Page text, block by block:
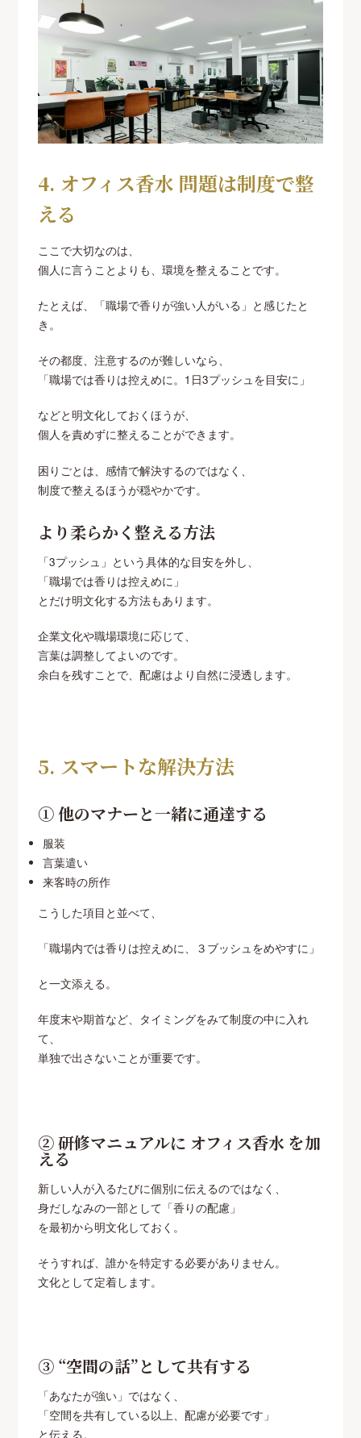
4. オフィス香水 問題は制度で整
える
ここで大切なのは、
個人に言うことよりも、環境を整えることです。
たとえば、「職場で香りが強い人がいる」と感じたと
き。
その都度、注意するのが難しいなら、
「職場では香りは控えめに。1日3プッシュを目安に」
などと明文化しておくほうが、
個人を責めずに整えることができます。
困りごとは、感情で解決するのではなく、
制度で整えるほうが穏やかです。
より柔らかく整える方法
「3プッシュ」という具体的な目安を外し、
「職場では香りは控えめに」
とだけ明文化する方法もあります。
企業文化や職場環境に応じて、
言葉は調整してよいのです。
余白を残すことで、配慮はより自然に浸透します。
5. スマートな解決方法
① 他のマナーと一緒に通達する
服装
言葉遣い
来客時の所作
こうした項目と並べて、
「職場内では香りは控えめに、３ブッシュをめやすに」
と一文添える。
年度末や期首など、タイミングをみて制度の中に入れ
て、
単独で出さないことが重要です。
② 研修マニュアルに オフィス香水 を加
える
新しい人が入るたびに個別に伝えるのではなく、
身だしなみの一部として「香りの配慮」
を最初から明文化しておく。
そうすれば、誰かを特定する必要がありません。
文化として定着します。
③ “空間の話”として共有する
「あなたが強い」ではなく、
「空間を共有している以上、配慮が必要です」
と伝える。